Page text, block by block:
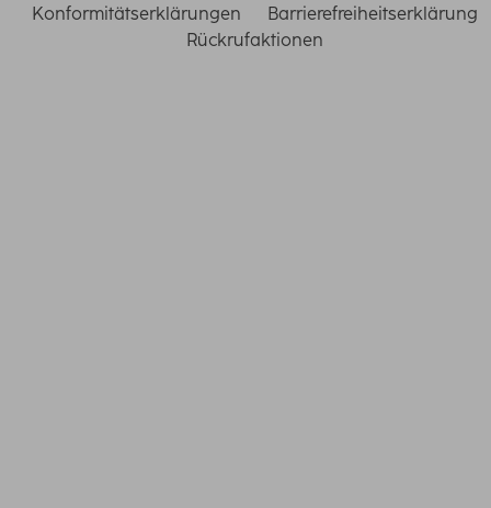
Konformitätserklärungen
Barrierefreiheitserklärung
Rückrufaktionen